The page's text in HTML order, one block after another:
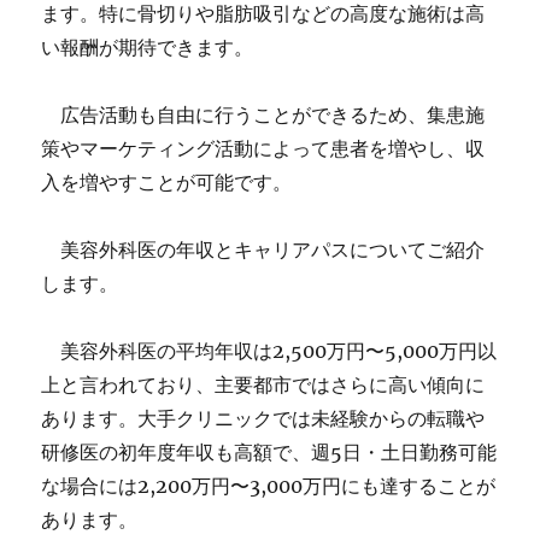
ます。特に骨切りや脂肪吸引などの高度な施術は高
い報酬が期待できます。
広告活動も自由に行うことができるため、集患施
策やマーケティング活動によって患者を増やし、収
入を増やすことが可能です。
美容外科医の年収とキャリアパスについてご紹介
します。
美容外科医の平均年収は2,500万円〜5,000万円以
上と言われており、主要都市ではさらに高い傾向に
あります。大手クリニックでは未経験からの転職や
研修医の初年度年収も高額で、週5日・土日勤務可能
な場合には2,200万円〜3,000万円にも達することが
あります。